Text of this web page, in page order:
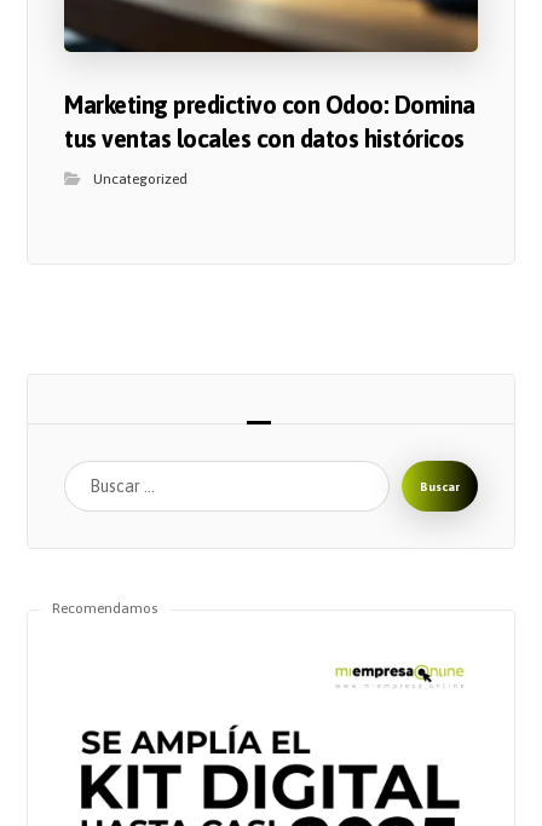
Marketing predictivo con Odoo: Domina
tus ventas locales con datos históricos
Uncategorized
Buscar
Recomendamos